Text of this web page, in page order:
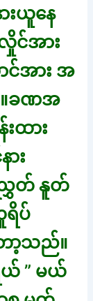
းယူနေ
င်အား
အား အ
။ခဏအ
းထား
း
ညွှတ် နူတ်
ရိပ်
ာ့သည်။
” မယ်